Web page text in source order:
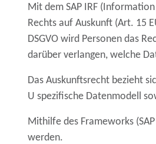
Mit dem SAP IRF
Rechts auf Auskunft (Art. 15
DSGVO wird Personen das
darüber verlangen, welche
Das Auskunftsrecht bezieht
U spezifische Datenmodell
Mithilfe des Frameworks
werden.